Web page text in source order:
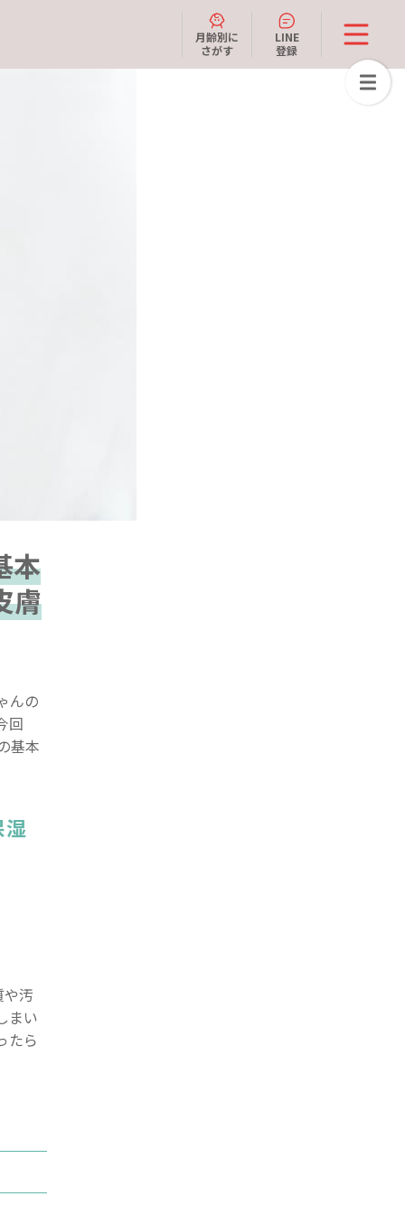
月齢別に
さがす
LINE
登録
本
膚
んの
回
基本
汚
まい
たら